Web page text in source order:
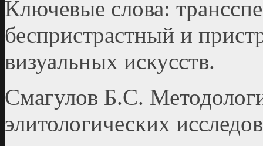
Ключевые слова:
беспристрастный и
визуальных искусcтв.
Смагулов Б.С.
элитологических